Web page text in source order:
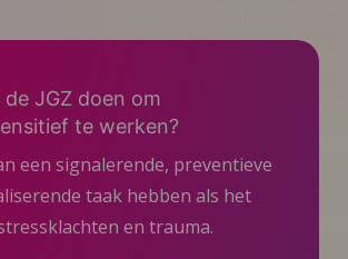
JGZ doen om
te werken?
een signalerende, preventieve
taak hebben als het
en trauma.